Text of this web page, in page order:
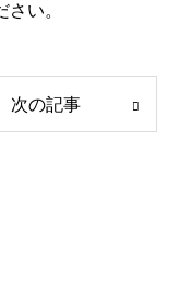
い。
次の記事